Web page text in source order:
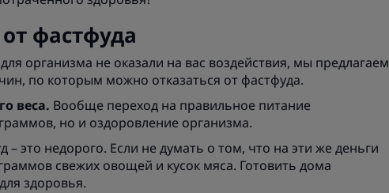
фастфуда
организма не оказали на вас воздействия, мы предлагаем
по которым можно отказаться от фастфуда.
веса. Вообще переход на правильное питание
но и оздоровление организма.
– это недорого. Если не думать о том, что на эти же деньги
свежих овощей и кусок мяса. Готовить дома
здоровья.